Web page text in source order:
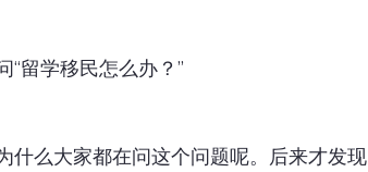
留学移民怎么办？”
什么大家都在问这个问题呢。后来才发现